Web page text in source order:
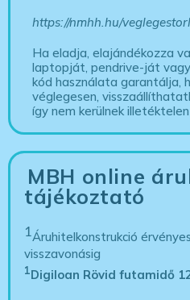
https://nmhh.hu/
Ha eladja, elajándékozza
laptopját, pendrive-ját
kód használata garantálja,
véglegesen,
így nem kerülnek
MBH online
tájékoztató
1Áruhitelkonstrukció
visszavonásig
1Digiloan Rövid futamidő